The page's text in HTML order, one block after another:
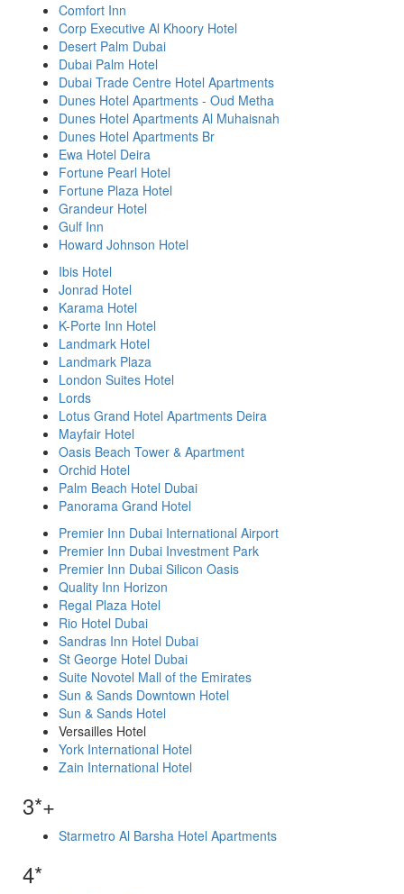
Comfort Inn
Corp Executive Al Khoory Hotel
Desert Palm Dubai
Dubai Palm Hotel
Dubai Trade Centre Hotel Apartments
Dunes Hotel Apartments - Oud Metha
Dunes Hotel Apartments Al Muhaisnah
Dunes Hotel Apartments Br
Ewa Hotel Deira
Fortune Pearl Hotel
Fortune Plaza Hotel
Grandeur Hotel
Gulf Inn
Howard Johnson Hotel
Ibis Hotel
Jonrad Hotel
Karama Hotel
K-Porte Inn Hotel
Landmark Hotel
Landmark Plaza
London Suites Hotel
Lords
Lotus Grand Hotel Apartments Deira
Mayfair Hotel
Oasis Beach Tower & Apartment
Orchid Hotel
Palm Beach Hotel Dubai
Panorama Grand Hotel
Premier Inn Dubai International Airport
Premier Inn Dubai Investment Park
Premier Inn Dubai Silicon Oasis
Quality Inn Horizon
Regal Plaza Hotel
Rio Hotel Dubai
Sandras Inn Hotel Dubai
St George Hotel Dubai
Suite Novotel Mall of the Emirates
Sun & Sands Downtown Hotel
Sun & Sands Hotel
Versailles Hotel
York International Hotel
Zain International Hotel
3*+
Starmetro Al Barsha Hotel Apartments
4*